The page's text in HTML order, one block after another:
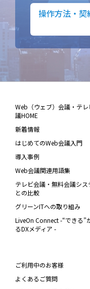
操作方法・
Web（ウェブ）会議・テレ
議HOME
新着情報
はじめてのWeb会議入門
導入事例
Web会議関連用語集
テレビ会議・無料会議シス
との比較
グリーンITへの取り組み
LiveOn Connect -“できる”
るDXメディア -
ご利用中のお客様
よくあるご質問